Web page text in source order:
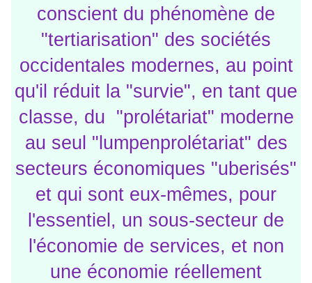
conscient du phénomène de
"tertiarisation" des sociétés
occidentales modernes, au point
qu'il réduit la "survie", en tant que
classe, du "prolétariat" moderne
au seul "lumpenprolétariat" des
secteurs économiques "uberisés"
et qui sont eux-mêmes, pour
l'essentiel, un sous-secteur de
l'économie de services, et non
une économie réellement